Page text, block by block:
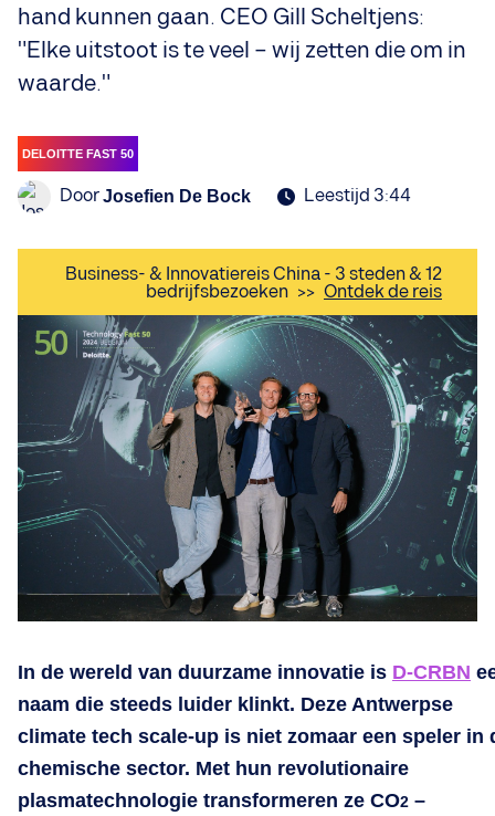
hand kunnen gaan. CEO Gill Scheltjens:
"Elke uitstoot is te veel – wij zetten die om in
waarde."
DELOITTE FAST 50
DoorJosefien De Bock Leestijd 3:44
Business- & Innovatiereis China - 3 steden & 12
bedrijfsbezoeken >> Ontdek de reis
In de wereld van duurzame innovatie is D-CRBN
naam die steeds luider klinkt. Deze Antwerpse
climate tech scale-up is niet zomaar een speler in
chemische sector. Met hun revolutionaire
plasmatechnologie transformeren ze CO2 –